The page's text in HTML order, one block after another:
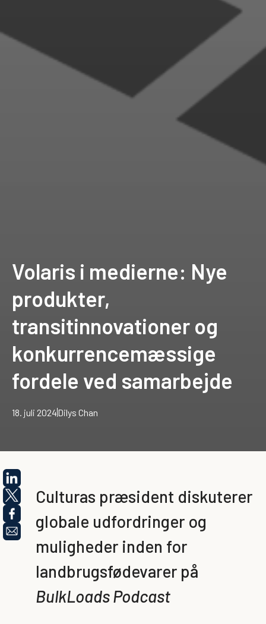
Volaris i medierne: Nye
produkter,
transitinnovationer og
konkurrencemæssige
fordele ved samarbejde
18. juli 2024Dilys Chan
Culturas præsident diskuterer
globale udfordringer og
muligheder inden for
landbrugsfødevarer på
BulkLoads Podcast